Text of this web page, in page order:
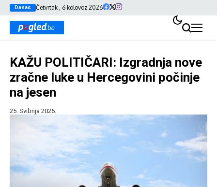
Danas Četvrtak , 6 kolovoz 2026
KAŽU POLITIČARI: Izgradnja nove
zračne luke u Hercegovini počinje
na jesen
25. Svibnja 2026.